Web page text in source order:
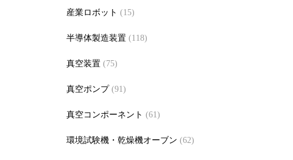
産業ロボット (15)
半導体製造装置 (118)
真空装置 (75)
真空ポンプ(91)
真空コンポーネント (61)
環境試験機・乾燥機オーブン (62)